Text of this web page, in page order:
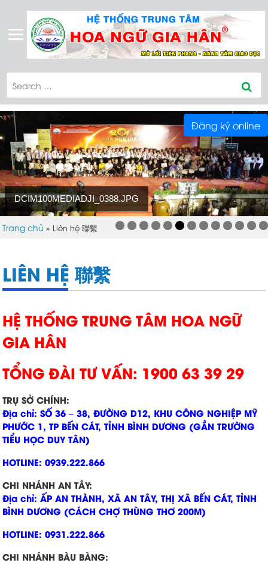
DCIM100MEDIADJI_0388.JPG
Trang chủ » Liên hệ 聯繫
LIÊN HỆ 聯繫
HỆ THỐNG TRUNG TÂM HOA NGỮ
GIA HÂN
TỔNG ĐÀI TƯ VẤN: 1900 63 39 29
TRỤ SỞ CHÍNH:
Địa chỉ: SỐ 36 – 38, ĐƯỜNG D12, KHU CÔNG NGHIỆP MỸ
PHƯỚC 1, TP BẾN CÁT, TỈNH BÌNH DƯƠNG (GẦN TRƯỜNG
TIỂU HỌC DUY TÂN)
HOTLINE: 0939.222.866
CHI NHÁNH AN TÂY:
Địa chỉ: ẤP AN THÀNH, XÃ AN TÂY, THỊ XÃ BẾN CÁT, TỈNH
BÌNH DƯƠNG (CÁCH CHỢ THÙNG THƠ 200M)
HOTLINE: 0931.222.866
CHI NHÁNH BÀU BÀNG:
Đăng ký online